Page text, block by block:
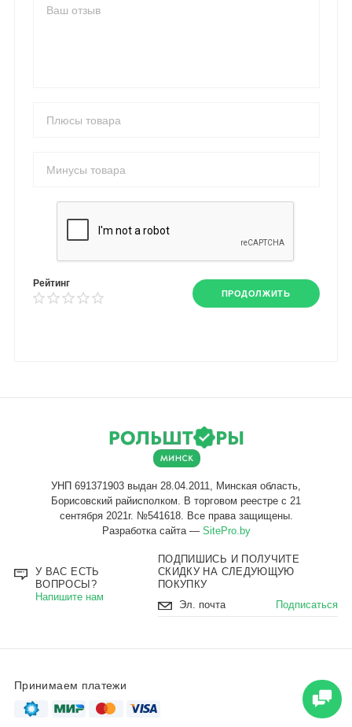
Рейтинг
ПРОДОЛЖИТЬ
Разработка сайта — SitePro.by